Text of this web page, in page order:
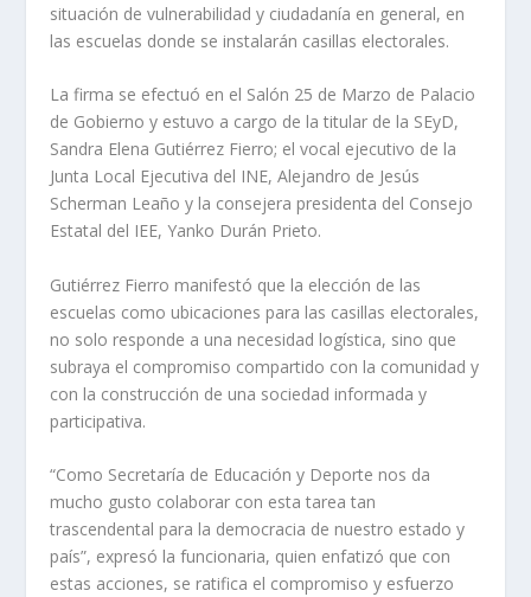
situación de vulnerabilidad y ciudadanía en general, en
las escuelas donde se instalarán casillas electorales.
La firma se efectuó en el Salón 25 de Marzo de Palacio
de Gobierno y estuvo a cargo de la titular de la SEyD,
Sandra Elena Gutiérrez Fierro; el vocal ejecutivo de la
Junta Local Ejecutiva del INE, Alejandro de Jesús
Scherman Leaño y la consejera presidenta del Consejo
Estatal del IEE, Yanko Durán Prieto.
Gutiérrez Fierro manifestó que la elección de las
escuelas como ubicaciones para las casillas electorales,
no solo responde a una necesidad logística, sino que
subraya el compromiso compartido con la comunidad y
con la construcción de una sociedad informada y
participativa.
“Como Secretaría de Educación y Deporte nos da
mucho gusto colaborar con esta tarea tan
trascendental para la democracia de nuestro estado y
país”, expresó la funcionaria, quien enfatizó que con
estas acciones, se ratifica el compromiso y esfuerzo